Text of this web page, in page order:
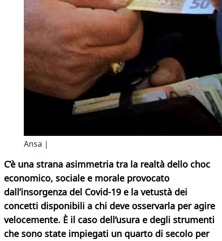
Ansa |
C’è una strana asimmetria tra la realtà dello choc
economico, sociale e morale provocato
dall’insorgenza del Covid-19 e la vetustà dei
concetti disponibili a chi deve osservarla per agire
velocemente. È il caso dell’usura e degli strumenti
che sono state impiegati un quarto di secolo per